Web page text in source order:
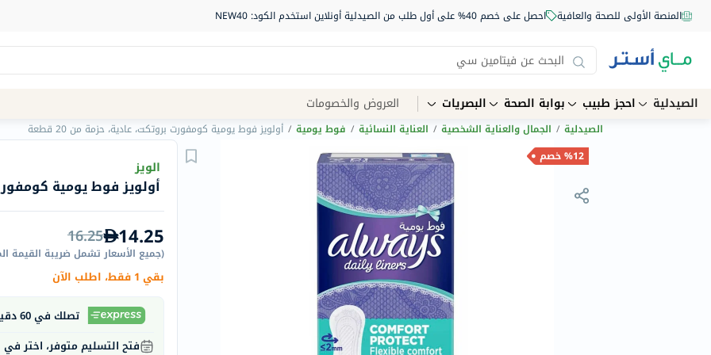
المنصة الأولى للصحة والعافية احصل على خصم 40% على أول طلب من الصيدلية أونلاين استخدم الكود: NEW40
Navigation
الصيدلية
الماركات
Humantara
carroten
betadine
Posay
الصيدلية احجز طبيب بوابة الصحة البصريات العروض والخصومات
الصيدلية / الجمال والعناية الشخصية / العناية النسائية / فوط يومية / أولويز فوط يومية كومفورت بروتكت، عادية، حزمة من 20 قطعة
%12 خصم
الويز
أولويز فوط يومية كومفورت
14.25
16.25
(جميع الأسعار تشمل ضريبة القيمة
بقي 1 فقط، اطلب الآن
تصلك في 60 دقيقة
فتح التسليم متوفر، اختر